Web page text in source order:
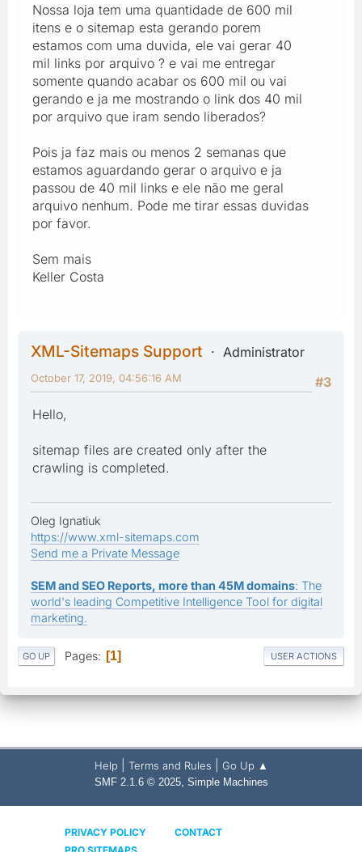
Nossa loja tem uma quantidade de 600 mil
itens e o sitemap esta gerando porem
estamos com uma duvida, ele vai gerar 40
mil links por arquivo ? e vai me entregar
somente quando acabar os 600 mil ou vai
gerando e ja me mostrando o link dos 40 mil
por arquivo que iram sendo liberados?
Pois ja faz mais ou menos 2 semanas que
estamos aguardando gerar o arquivo e ja
passou de 40 mil links e ele não me geral
arquivo nenhum. Pode me tirar essas duvidas
por favor.
Sem mais
Keller Costa
XML-Sitemaps Support
Administrator
#3
October 17, 2019, 04:56:16 AM
Hello,
sitemap files are created only after the
crawling is completed.
Oleg Ignatiuk
https://www.xml-sitemaps.com
Send me a Private Message
SEM and SEO Reports, more than 45M domains: The
world's leading Competitive Intelligence Tool for digital
marketing.
GO UP Pages 1 USER ACTIONS
Help Terms and Rules Go Up ▲
SMF 2.1.6 © 2025, Simple Machines
PRIVACY POLICY
CONTACT